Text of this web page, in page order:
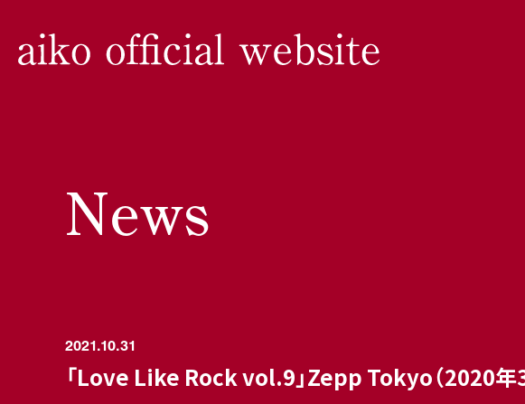
News
2021.10.31
「Love Like Rock vol.9」Zepp Tokyo（2020年